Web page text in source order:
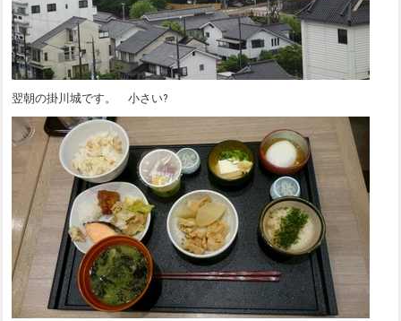
翌朝の掛川城です。 小さい?